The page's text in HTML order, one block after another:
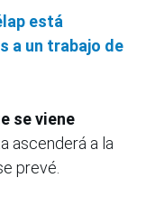
está
a un trabajo de
se viene
ascenderá a la
prevé.